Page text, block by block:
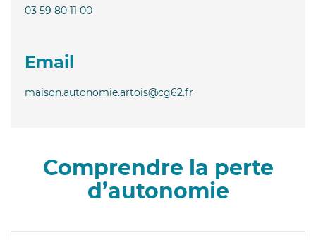
03 59 80 11 00
Email
maison.autonomie.artois@cg62.fr
Comprendre la perte
d’autonomie